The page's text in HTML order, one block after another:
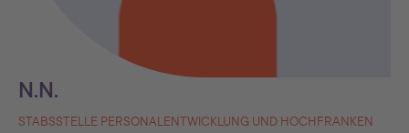
N.N.
STABSSTELLE PERSONALENTWICKLUNG UND HOCHFRANKEN